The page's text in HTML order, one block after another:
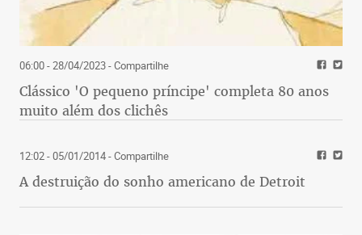
06:00 - 28/04/2023- Compartilhe
Clássico 'O pequeno príncipe' completa 80 anos
muito além dos clichês
12:02 - 05/01/2014- Compartilhe
A destruição do sonho americano de Detroit